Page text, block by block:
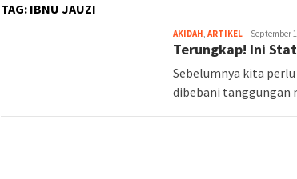
TAG: IBNU JAUZI
AKIDAH, ARTIKEL September
Terungkap! Ini
Sebelumnya kita
dibebani tanggungan